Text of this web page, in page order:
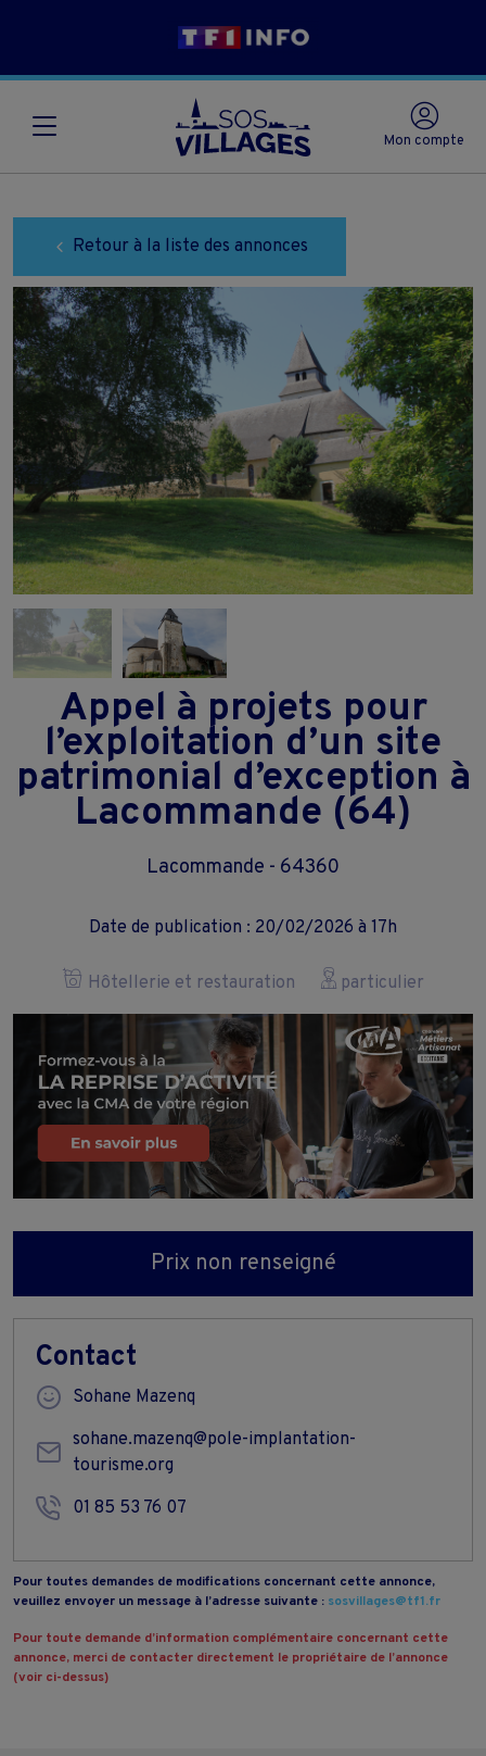
Mon compte
Retour à la liste des annonces
Appel à projets pour
l’exploitation d’un site
patrimonial d’exception à
Lacommande (64)
Lacommande - 64360
Date de publication : 20/02/2026 à 17h
Hôtellerie et restauration particulier
Prix non renseigné
Contact
Sohane Mazenq
sohane.mazenq@pole-implantation-
tourisme.org
01 85 53 76 07
Pour toutes demandes de modifications concernant cette annonce,
veuillez envoyer un message à l’adresse suivante : sosvillages@tf1.fr
Pour toute demande d’information complémentaire concernant cette
annonce, merci de contacter directement le propriétaire de l’annonce
(voir ci-dessus)